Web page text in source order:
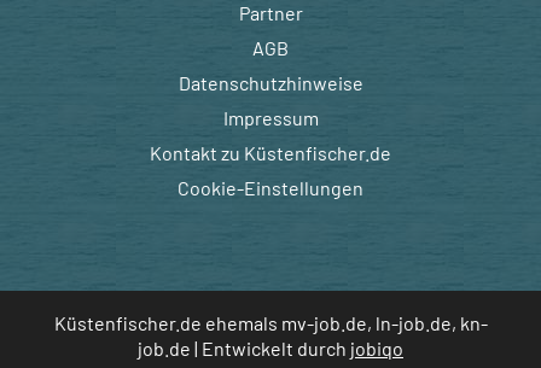
Partner
AGB
Datenschutzhinweise
Impressum
Kontakt zu Küstenfischer.de
Cookie-Einstellungen
Küstenfischer.de ehemals mv-job.de, ln-job.de, kn-
job.de | Entwickelt durch jobiqo